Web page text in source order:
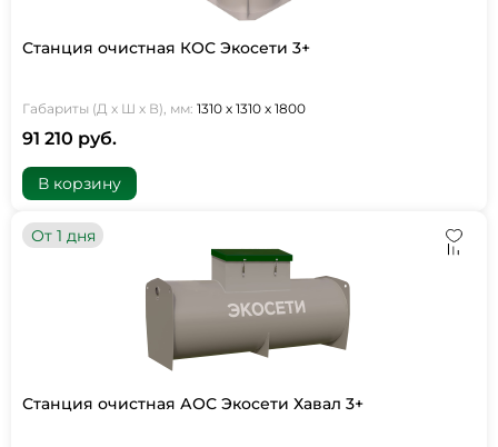
Станция очистная КОС Экосети 3+
Габариты (Д х Ш х В), мм: 1310 х 1310 х 1800
91 210 руб.
В корзину
От 1 дня
Станция очистная АОС Экосети Хавал 3+